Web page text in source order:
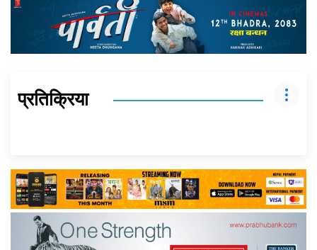
प्रतिक्रिया